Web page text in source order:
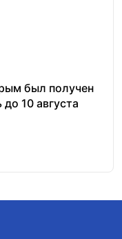
был получен
10 августа